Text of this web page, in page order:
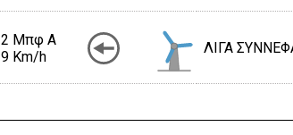
2 Μπφ Α
9 Km/h
ΛΙΓΑ